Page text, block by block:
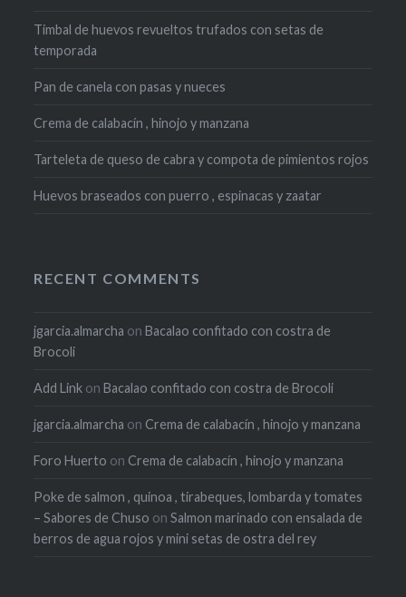
Timbal de huevos revueltos trufados con setas de
temporada
Pan de canela con pasas y nueces
Crema de calabacín , hinojo y manzana
Tarteleta de queso de cabra y compota de pimientos rojos
Huevos braseados con puerro , espinacas y zaatar
RECENT COMMENTS
jgarcia.almarcha onBacalao confitado con costra de
Brocoli
Add Link onBacalao confitado con costra de Brocoli
jgarcia.almarcha on Crema de calabacín , hinojo y manzana
Foro Huerto on Crema de calabacín , hinojo y manzana
Poke de salmon , quinoa , tirabeques, lombarda y tomates
– Sabores de Chuso onSalmon marinado con ensalada de
berros de agua rojos y mini setas de ostra del rey